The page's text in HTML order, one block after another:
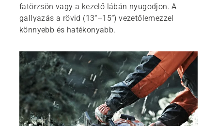
fatörzsön vagy a kezelő lábán nyugodjon. A
gallyazás a rövid (13”–15”) vezetőlemezzel
könnyebb és hatékonyabb.